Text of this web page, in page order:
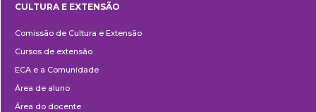
e
Extensão
CULTURA E EXTENSÃO
Comissão de Cultura e Extensão
Cursos de extensão
ECA e a Comunidade
Área de aluno
Área do docente